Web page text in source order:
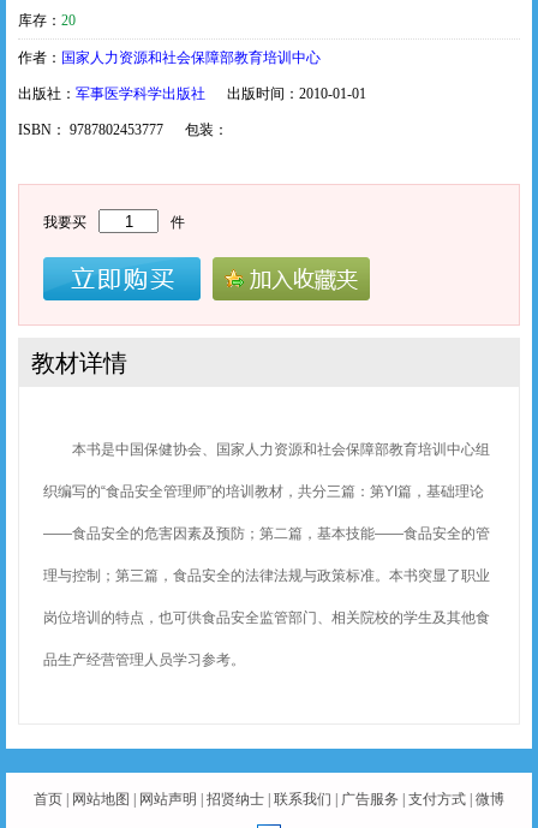
库存： 20
作者： 国家人力资源和社会保障部教育培训中心
出版社： 军事医学科学出版社 出版时间：2010-01-01
ISBN： 9787802453777 包装：
我要买 件
教材详情
本书是中国保健协会、国家人力资源和社会保障部教育培训中心组
织编写的“食品安全管理师”的培训教材，共分三篇：第YI篇，基础理论
——食品安全的危害因素及预防；第二篇，基本技能——食品安全的管
理与控制；第三篇，食品安全的法律法规与政策标准。本书突显了职业
岗位培训的特点，也可供食品安全监管部门、相关院校的学生及其他食
品生产经营管理人员学习参考。
首页 网站地图 网站声明 招贤纳士 联系我们 广告服务 支付方式 微博